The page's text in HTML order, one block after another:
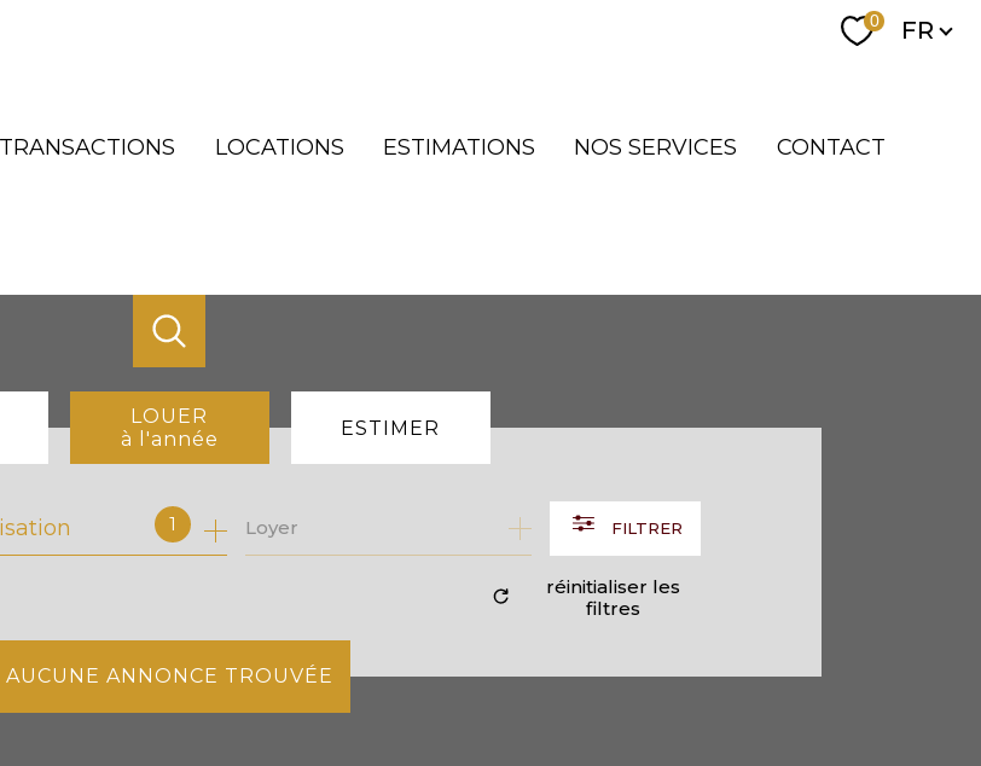
0 Langue
FR
TRANSACTIONS LOCATIONS ESTIMATIONS NOS SERVICES CONTACT
LOUER
à l'année
à l'année
de l'immo pro
ESTIMER
1 Loyer FILTRER
AUCUNE ANNONCE TROUVÉE
réinitialiser les
filtres